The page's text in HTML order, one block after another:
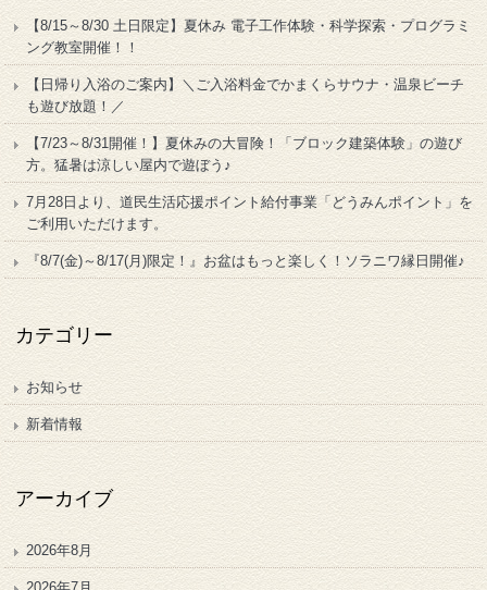
【8/15～8/30 土日限定】夏休み 電子工作体験・科学探索・プログラミ
ング教室開催！！
【日帰り入浴のご案内】＼ご入浴料金でかまくらサウナ・温泉ビーチ
も遊び放題！／
【7/23～8/31開催！】夏休みの大冒険！「ブロック建築体験」の遊び
方。猛暑は涼しい屋内で遊ぼう♪
7月28日より、道民生活応援ポイント給付事業「どうみんポイント」を
ご利用いただけます。
『8/7(金)～8/17(月)限定！』お盆はもっと楽しく！ソラニワ縁日開催♪
カテゴリー
お知らせ
新着情報
アーカイブ
2026年8月